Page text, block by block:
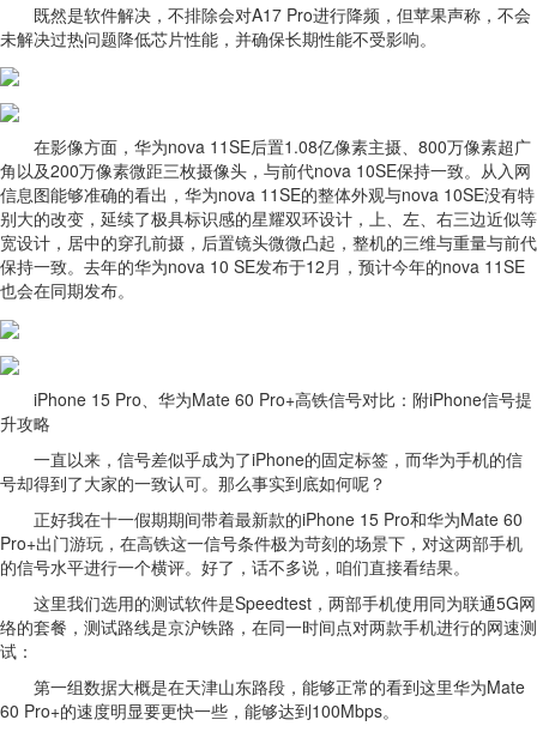
既然是软件解决，不排除会对A17 Pro进行降频，但苹果声称，不会
未解决过热问题降低芯片性能，并确保长期性能不受影响。
在影像方面，华为nova 11SE后置1.08亿像素主摄、800万像素超广
角以及200万像素微距三枚摄像头，与前代nova 10SE保持一致。从入网
信息图能够准确的看出，华为nova 11SE的整体外观与nova 10SE没有特
别大的改变，延续了极具标识感的星耀双环设计，上、左、右三边近似等
宽设计，居中的穿孔前摄，后置镜头微微凸起，整机的三维与重量与前代
保持一致。去年的华为nova 10 SE发布于12月，预计今年的nova 11SE
也会在同期发布。
iPhone 15 Pro、华为Mate 60 Pro+高铁信号对比：附iPhone信号提
升攻略
一直以来，信号差似乎成为了iPhone的固定标签，而华为手机的信
号却得到了大家的一致认可。那么事实到底如何呢？
正好我在十一假期期间带着最新款的iPhone 15 Pro和华为Mate 60
Pro+出门游玩，在高铁这一信号条件极为苛刻的场景下，对这两部手机
的信号水平进行一个横评。好了，话不多说，咱们直接看结果。
这里我们选用的测试软件是Speedtest，两部手机使用同为联通5G网
络的套餐，测试路线是京沪铁路，在同一时间点对两款手机进行的网速测
试：
第一组数据大概是在天津山东路段，能够正常的看到这里华为Mate
60 Pro+的速度明显要更快一些，能够达到100Mbps。